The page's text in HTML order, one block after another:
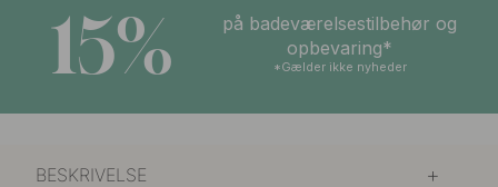
15%
på badeværelsestilbehør og
opbevaring*
*Gælder ikke nyheder
BESKRIVELSE